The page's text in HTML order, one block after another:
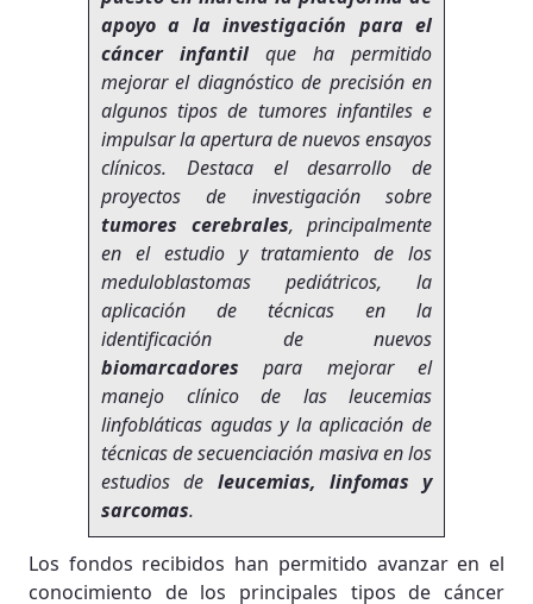
apoyo a la investigación para el
cáncer infantil que ha permitido
mejorar el diagnóstico de precisión en
algunos tipos de tumores infantiles e
impulsar la apertura de nuevos ensayos
clínicos. Destaca el desarrollo de
proyectos de investigación sobre
tumores cerebrales, principalmente
en el estudio y tratamiento de los
meduloblastomas pediátricos, la
aplicación de técnicas en la
identificación de nuevos
biomarcadores para mejorar el
manejo clínico de las leucemias
linfobláticas agudas y la aplicación de
técnicas de secuenciación masiva en los
estudios de leucemias, linfomas y
sarcomas.
Los fondos recibidos han permitido avanzar en el
conocimiento de los principales tipos de cáncer